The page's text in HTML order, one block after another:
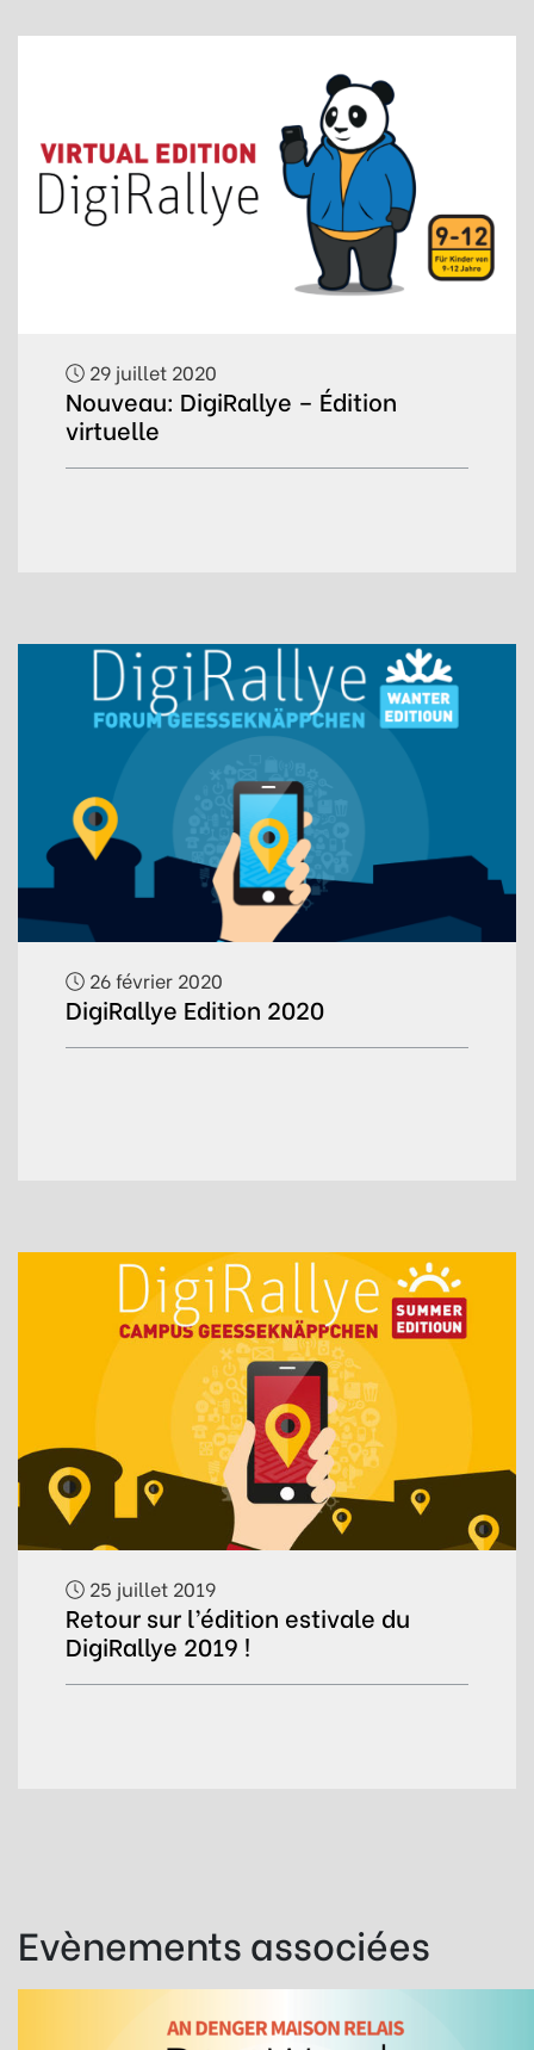
29 juillet 2020
Nouveau: DigiRallye – Édition
virtuelle
26 février 2020
DigiRallye Edition 2020
25 juillet 2019
Retour sur l’édition estivale du
DigiRallye 2019 !
Evènements associées